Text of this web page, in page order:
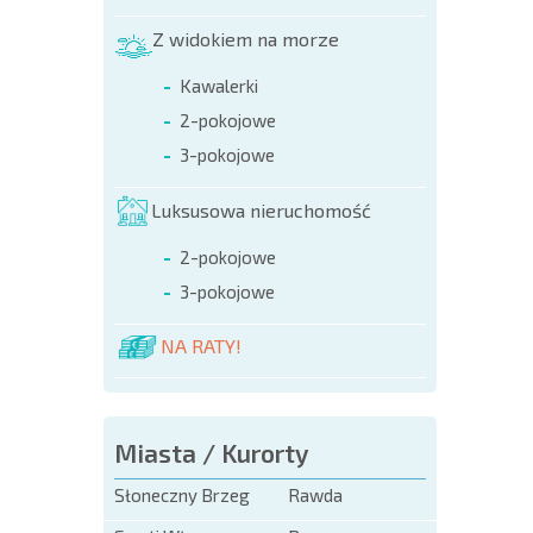
Z widokiem na morze
Kawalerki
2-pokojowe
3-pokojowe
Luksusowa nieruchomość
2-pokojowe
3-pokojowe
NA RATY!
Miasta / Kurorty
Słoneczny Brzeg
Rawda